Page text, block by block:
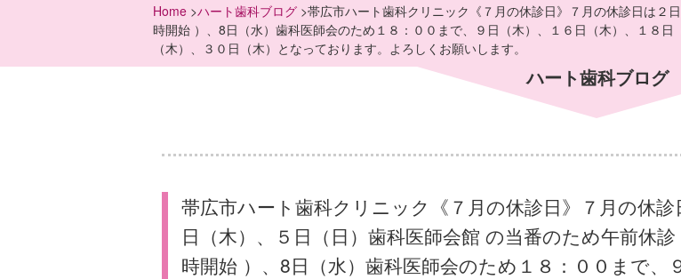
Home >ハート歯科ブログ >帯広市ハート歯科クリニック《７月の休診日》７月の休診日は２
時開始 ）、8日（水）歯科医師会のため１８：００まで、９日（木）、１６日（木）、１８
（木）、３０日（木）となっております。よろしくお願いします。
ハート歯科ブログ
帯広市ハート歯科クリニック《７月の休診日》７月の休診
日（木）、５日（日）歯科医師会館 の当番のため午前休診
時開始 ）、8日（水）歯科医師会のため１８：００まで、